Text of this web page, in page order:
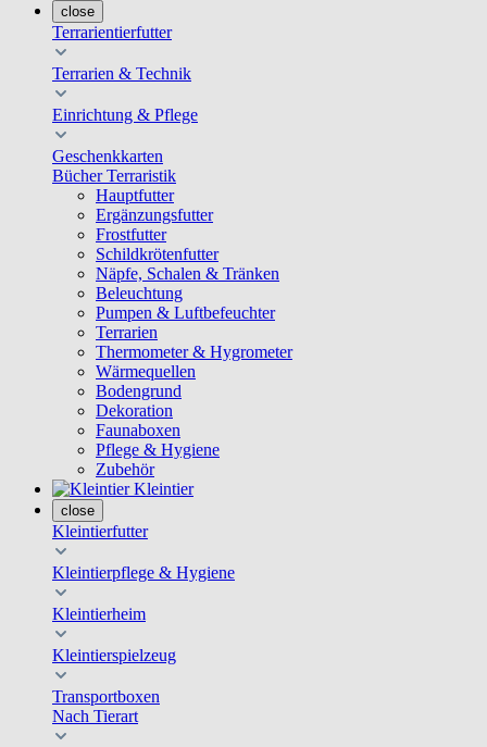
close
Terrarientierfutter
Terrarien & Technik
Einrichtung & Pflege
Geschenkkarten
Bücher Terraristik
Hauptfutter
Ergänzungsfutter
Frostfutter
Schildkrötenfutter
Näpfe, Schalen & Tränken
Beleuchtung
Pumpen & Luftbefeuchter
Terrarien
Thermometer & Hygrometer
Wärmequellen
Bodengrund
Dekoration
Faunaboxen
Pflege & Hygiene
Zubehör
Kleintier
close
Kleintierfutter
Kleintierpflege & Hygiene
Kleintierheim
Kleintierspielzeug
Transportboxen
Nach Tierart